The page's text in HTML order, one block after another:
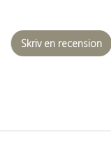
Skriv en recension